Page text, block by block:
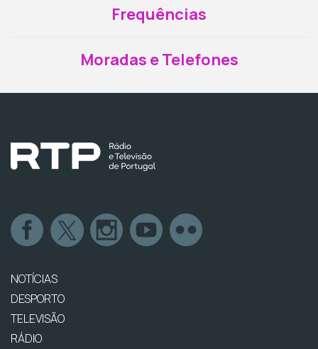
Frequências
Moradas e Telefones
NOTÍCIAS
DESPORTO
TELEVISÃO
RÁDIO